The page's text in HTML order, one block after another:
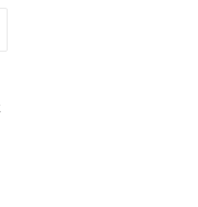
для ее возраста.